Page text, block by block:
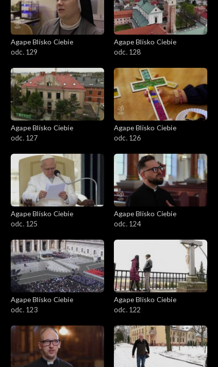
Agape Blisko Ciebie
odc. 129
Agape Blisko Ciebie
odc. 128
Agape Blisko Ciebie
odc. 127
Agape Blisko Ciebie
odc. 126
Agape Blisko Ciebie
odc. 125
Agape Blisko Ciebie
odc. 124
Agape Blisko Ciebie
odc. 123
Agape Blisko Ciebie
odc. 122